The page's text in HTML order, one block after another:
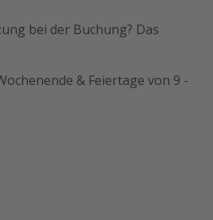
bei der Buchung? Das
& Feiertage von 9 -